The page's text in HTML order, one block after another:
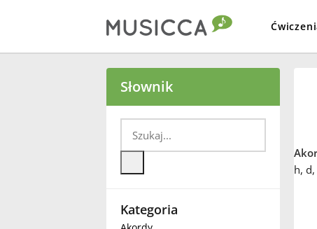
Български
Deutsch
Słownik
Kategoria
h,